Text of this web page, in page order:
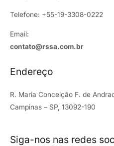
Telefone: +55-19-3308-0222
Email:
contato@rssa.com.br
Endereço
R. Maria Conceição F. de
Campinas – SP, 13092-190
Siga-nos nas redes